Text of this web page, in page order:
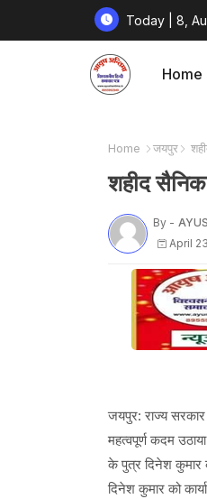
Today | 8,
Home
Home जयपुर
शहीद
By -
April
जयपुर: राज्य
महत्वपूर्ण कदम
के पुत्र दिनेश कुमार
दिनेश कुमार को